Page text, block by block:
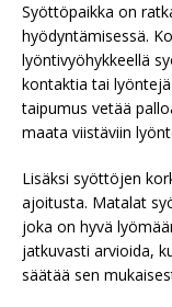
Syöttöpaikka on
hyödyntämisessä.
lyöntivyöhykkeellä
kontaktia tai
taipumus vetää
maata viistäviin
Lisäksi syöttöjen
ajoitusta. Matalat
joka on hyvä
jatkuvasti arvioida,
säätää sen